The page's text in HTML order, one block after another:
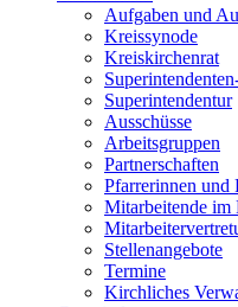
Aufgaben und
Kreissynode
Kreiskirchenrat
Superintendentur
Ausschüsse
Arbeitsgruppen
Partnerschaften
Pfarrerinnen und
Mitarbeitende im
Stellenangebote
Termine
Kirchliches